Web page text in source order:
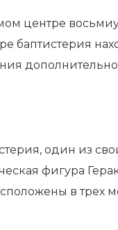
центре
баптистерия
один из
фигура
в трех